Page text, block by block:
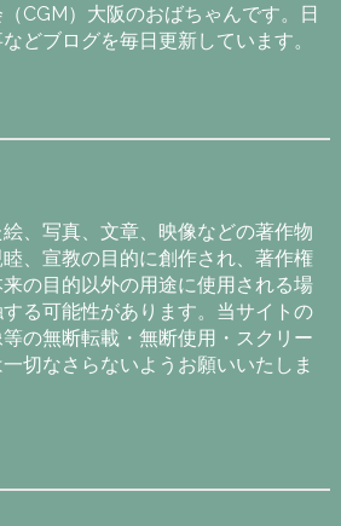
CGM）大阪のおばちゃんです。日
どブログを毎日更新しています。
、写真、文章、映像などの著作物
、宣教の目的に創作され、著作権
の目的以外の用途に使用される場
る可能性があります。当サイトの
の無断転載・無断使用・スクリー
切なさらないようお願いいたしま